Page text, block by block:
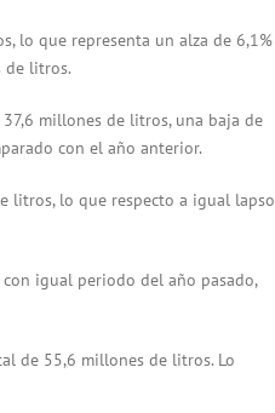
lo que representa un alza de 6,1%
de litros.
millones de litros, una baja de
con el año anterior.
litros, lo que respecto a igual lapso
igual periodo del año pasado,
de 55,6 millones de litros. Lo